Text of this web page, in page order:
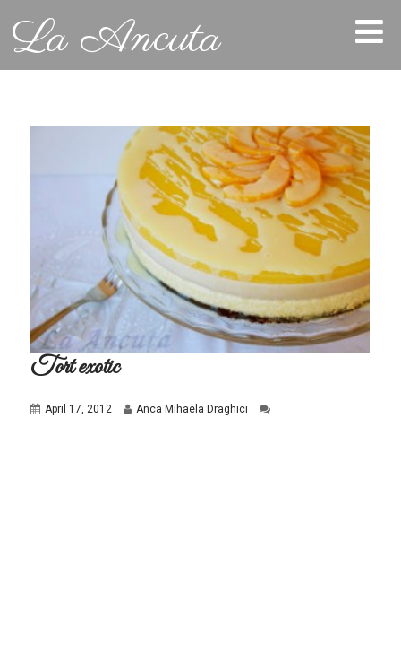
La Ancuta
Tort exotic
April 17, 2012 Anca Mihaela Draghici